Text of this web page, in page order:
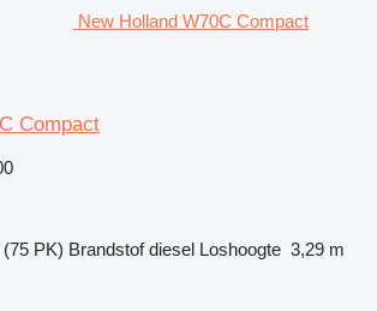
New Holland W70C Compact
Compact
PK) Brandstof diesel Loshoogte 3,29 m